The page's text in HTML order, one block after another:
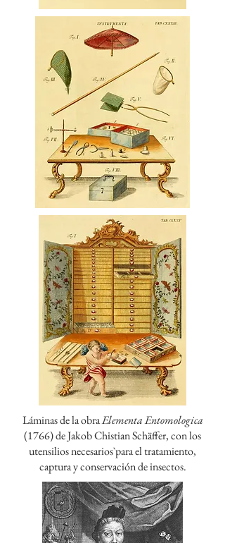
Láminas de la obraElementa Entomologica
(1766) de Jakob Chistian Schäffer, con los
utensilios necesarios`para el tratamiento,
captura y conservación de insectos.